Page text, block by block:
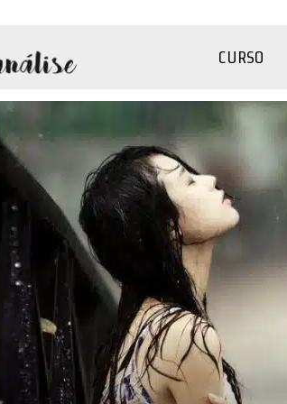
Psicanálise
CURSO